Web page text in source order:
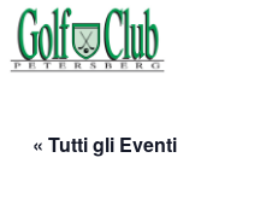
Skip
to
« Tutti gli Eventi